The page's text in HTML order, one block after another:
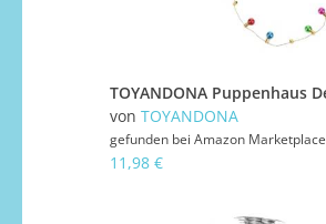
von TOYANDONA
gefunden bei Amazon Marketplace
11,98 €